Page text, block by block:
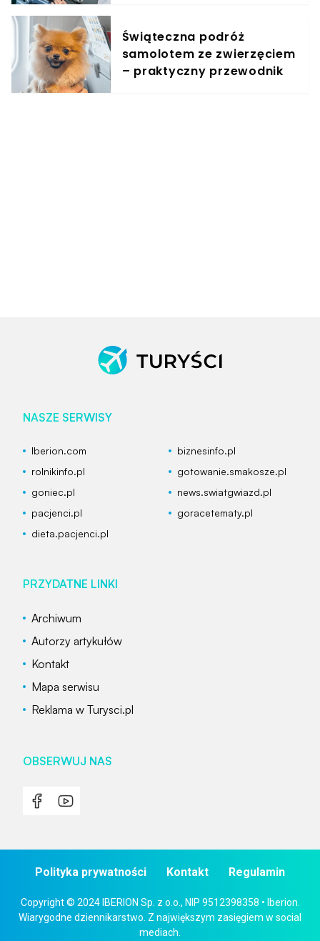
Świąteczna podróż
samolotem ze zwierzęciem
– praktyczny przewodnik
NASZE SERWISY
Iberion.com
biznesinfo.pl
rolnikinfo.pl
gotowanie.smakosze.pl
goniec.pl
news.swiatgwiazd.pl
pacjenci.pl
goracetematy.pl
dieta.pacjenci.pl
PRZYDATNE LINKI
Archiwum
Autorzy artykułów
Kontakt
Mapa serwisu
Reklama w Turysci.pl
OBSERWUJ NAS
Copyright © 2024 IBERION Sp. z o.o., NIP 9512398358 • Iberion.
Wiarygodne dziennikarstwo. Z największym zasięgiem w social
mediach.
Polityka prywatności Kontakt Regulamin